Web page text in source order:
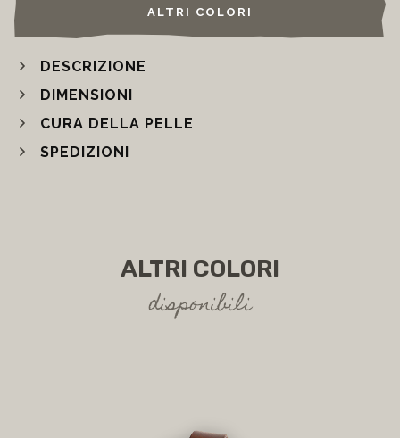
ALTRI COLORI
DESCRIZIONE
DIMENSIONI
CURA DELLA PELLE
SPEDIZIONI
ALTRI COLORI
disponibili